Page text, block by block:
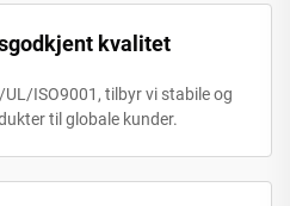
kvalitet
ISO9001, tilbyr vi stabile og
til globale kunder.